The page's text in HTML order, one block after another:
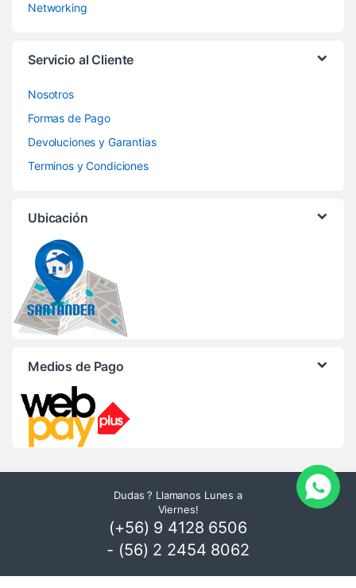
Networking
Servicio al Cliente
Nosotros
Formas de Pago
Devoluciones y Garantias
Terminos y Condiciones
Ubicación
Medios de Pago
Dudas ? Llamanos Lunes a
Viernes!
(+56) 9 4128 6506
- (56) 2 2454 8062